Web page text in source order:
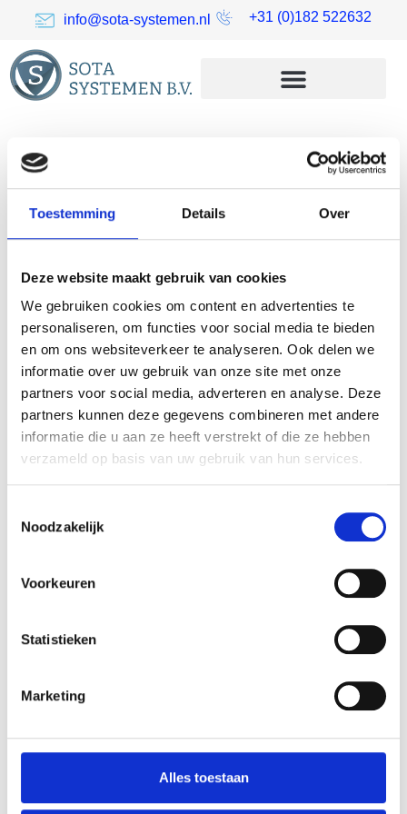
Toestemming Details Over
Deze website maakt gebruik van cookies
We gebruiken cookies om content en advertenties te
personaliseren, om functies voor social media te bieden
en om ons websiteverkeer te analyseren. Ook delen we
informatie over uw gebruik van onze site met onze
partners voor social media, adverteren en analyse. Deze
partners kunnen deze gegevens combineren met andere
informatie die u aan ze heeft verstrekt of die ze hebben
verzameld op basis van uw gebruik van hun services.
Noodzakelijk
Voorkeuren
Statistieken
Marketing
Alles toestaan
info@sota-systemen.nl +31 (0)182 522632
Tourniquet
draaipoortje BAR
One
Werktijdregistratie
Security management
Tourniquets